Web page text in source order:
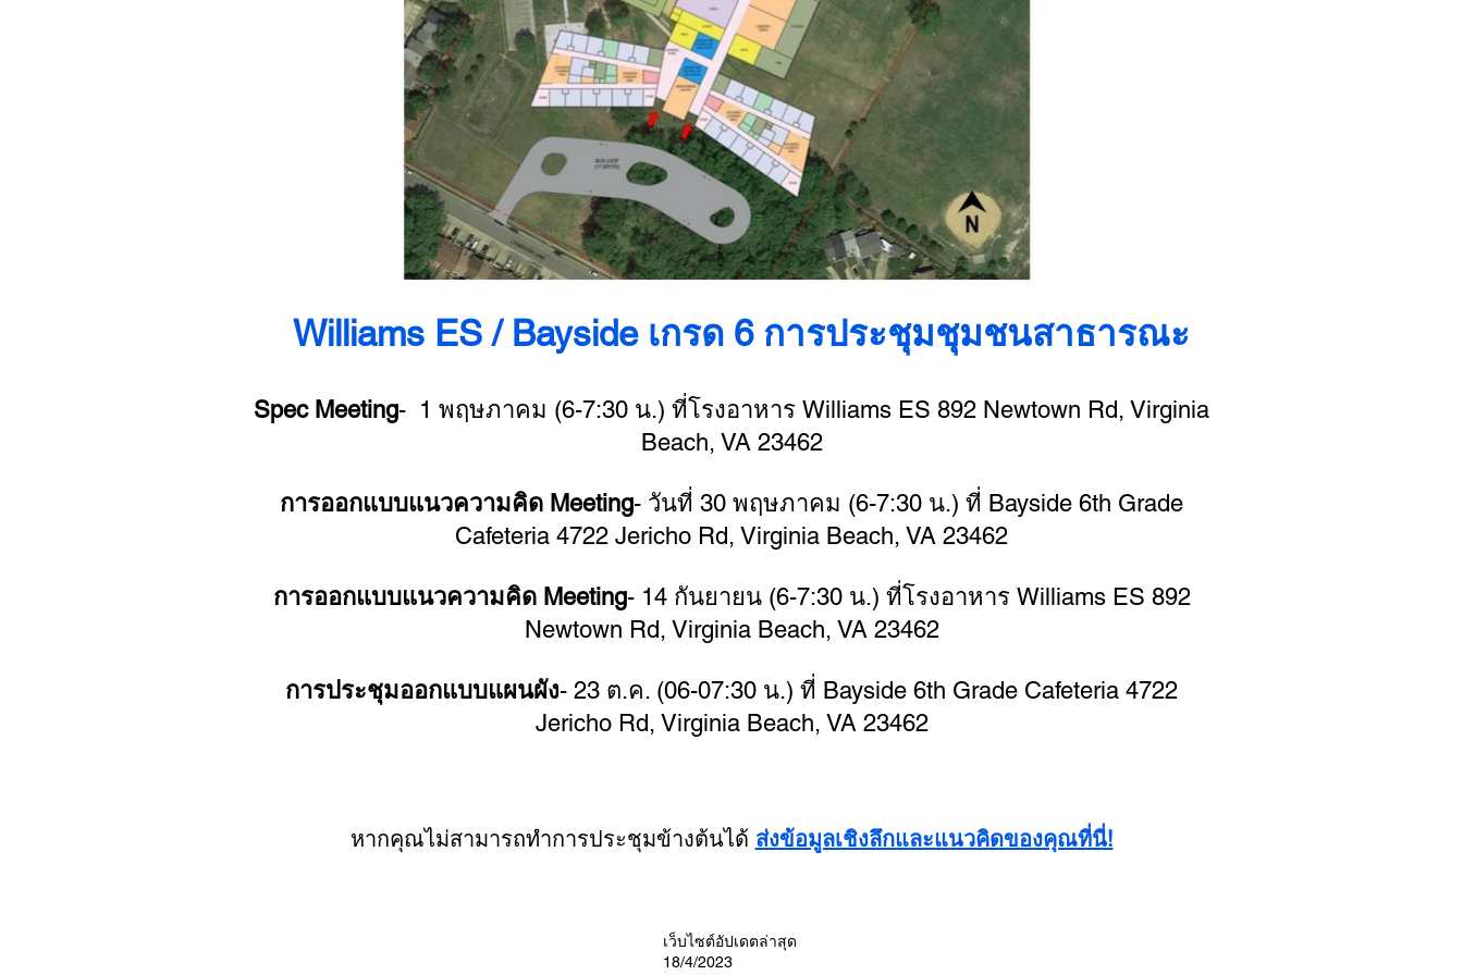
Williams ES / Bayside เกรด 6 การประชุมชุมชนสาธารณะ
Spec Meeting- ​ 1 พฤษภาคม (6-7:30 น.) ที่โรงอาหาร Williams ES 892 Newtown Rd, Virginia
Beach, VA 23462
การออกแบบแนวความคิด Meeting- วันที่ 30 พฤษภาคม (6-7:30 น.) ที่ Bayside 6th Grade
Cafeteria 4722 Jericho Rd, Virginia Beach, VA 23462
การออกแบบแนวความคิด Meeting- 14 กันยายน (6-7:30 น.) ที่โรงอาหาร Williams ES 892
Newtown Rd, Virginia Beach, VA 23462
การประชุมออกแบบแผนผัง- 23 ต.ค. (06-07:30 น.) ที่ Bayside 6th Grade Cafeteria 4722
Jericho Rd, Virginia Beach, VA 23462
หากคุณไม่สามารถทำการประชุมข้างต้นได้ ส่งข้อมูลเชิงลึกและแนวคิดของคุณที่นี่!
เว็บไซต์อัปเดตล่าสุด
18/4/2023